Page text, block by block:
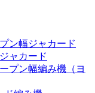
ン幅ジャカード
ャカード
プン幅編み機（ヨ